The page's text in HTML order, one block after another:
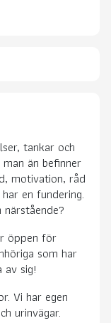
tankar och
än befinner
motivation, råd
en fundering.
öppen för
som har
sig!
Vi har egen
urinvägar.